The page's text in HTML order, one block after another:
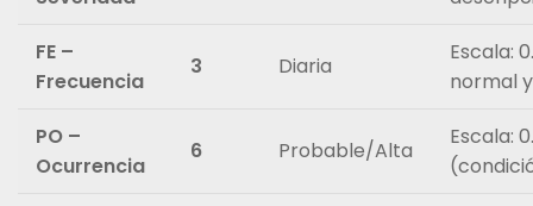
FE –
Frecuencia
3 Diaria
Escala:
normal
PO –
Ocurrencia
6 Probable/Alta
Escala: